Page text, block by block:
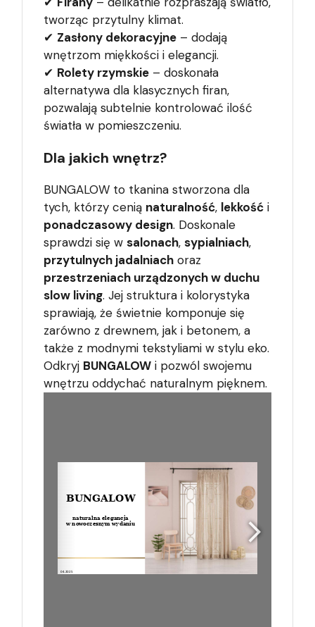
tworząc przytulny klimat.
✔ Zasłony dekoracyjne – dodają
wnętrzom miękkości i elegancji.
✔ Rolety rzymskie – doskonała
alternatywa dla klasycznych firan,
pozwalają subtelnie kontrolować ilość
światła w pomieszczeniu.
Dla jakich wnętrz?
BUNGALOW to tkanina stworzona dla
tych, którzy cenią naturalność, lekkość i
ponadczasowy design. Doskonale
sprawdzi się w salonach, sypialniach,
przytulnych jadalniach oraz
przestrzeniach urządzonych w duchu
slow living. Jej struktura i kolorystyka
sprawiają, że świetnie komponuje się
zarówno z drewnem, jak i betonem, a
także z modnymi tekstyliami w stylu eko.
Odkryj BUNGALOW i pozwól swojemu
wnętrzu oddychać naturalnym pięknem.